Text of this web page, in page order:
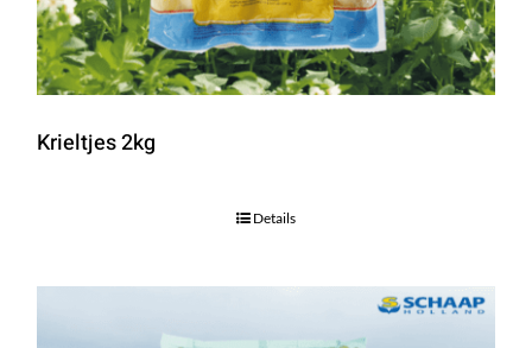
Krieltjes 2kg
Details